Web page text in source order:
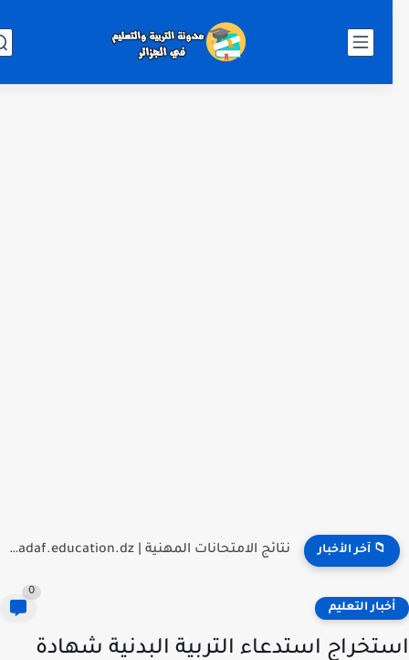
📁 آخر الأخبار هام بخصوص اعلان نتائج مسابقة توظيف الأساتذة 2026
التعليم
استدعاء التربية البدنية شهادة